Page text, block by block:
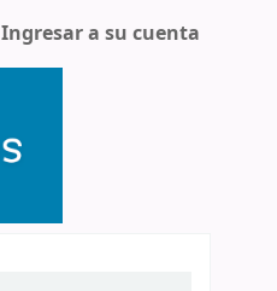
Ingresar a su cuenta